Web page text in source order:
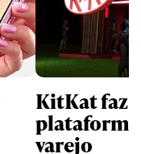
KitKat faz
plataforma
varejo